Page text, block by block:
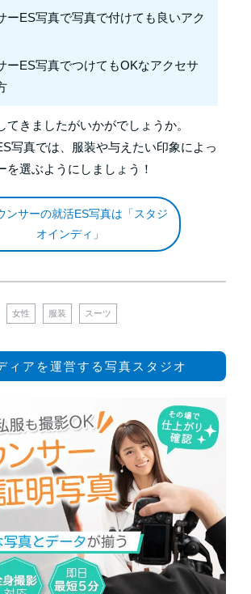
ーES写真で写真で付けても良いアク
ーES写真でつけてもOKなアクセサ
てきましたがいかがでしょうか。
写真では、服装や与えたい印象によっ
を選ぶようにしましょう！
ンサーの就活ES写真は「スタジ
オインディ」
女性 服装 スーツ
ィアを運営する写真スタジオ